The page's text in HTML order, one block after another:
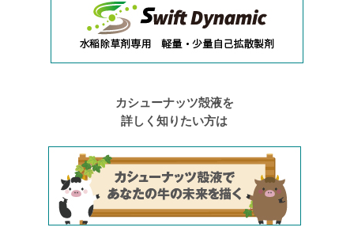
カシューナッツ殻液を
詳しく知りたい方は